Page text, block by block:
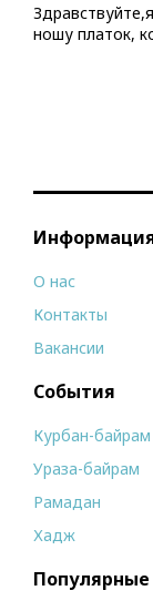
ношу платок,
О нас
Контакты
Вакансии
События
Курбан-байрам
Ураза-байрам
Рамадан
Хадж